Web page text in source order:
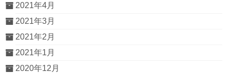
2021年4月
2021年3月
2021年2月
2021年1月
2020年12月